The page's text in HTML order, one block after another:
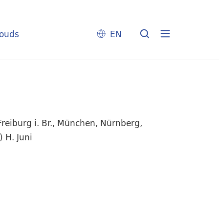
EN
i. Br., München, Nürnberg,
Juni